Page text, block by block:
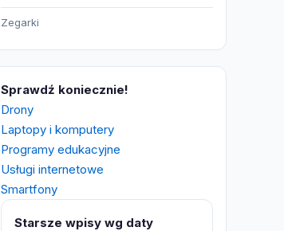
Zegarki
Sprawdź koniecznie!
Drony
Laptopy i komputery
Programy edukacyjne
Usługi internetowe
Smartfony
Starsze wpisy wg daty